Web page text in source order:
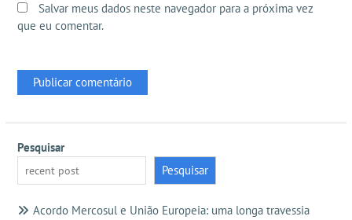
Salvar meus dados neste navegador para a próxima vez
que eu comentar.
Pesquisar
Pesquisar
Acordo Mercosul e União Europeia: uma longa travessia